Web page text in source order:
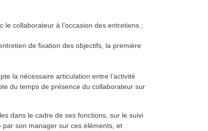
le collaborateur à l’occasion des entretiens ;
de fixation des objectifs, la première
la nécessaire articulation entre l’activité
du temps de présence du collaborateur sur
dans le cadre de ses fonctions, sur le suivi
son manager sur ces éléments, et